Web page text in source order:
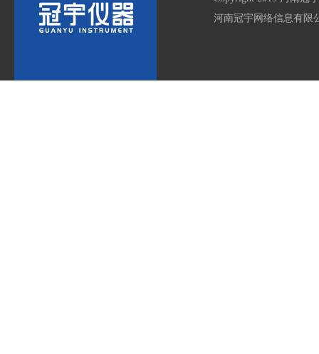
河南冠宇网络信息有限